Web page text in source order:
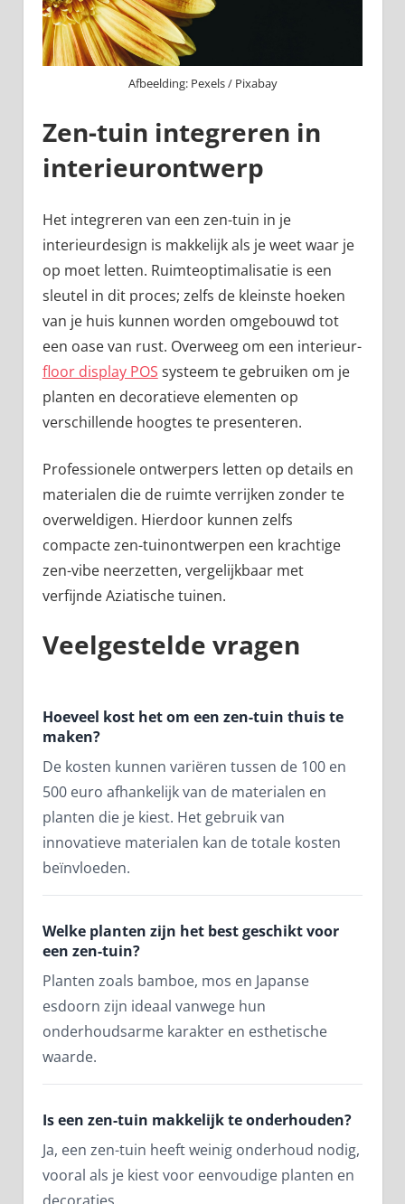
Afbeelding: Pexels / Pixabay
Zen-tuin integreren in
interieurontwerp
Het integreren van een zen-tuin in je
interieurdesign is makkelijk als je weet waar je
op moet letten. Ruimteoptimalisatie is een
sleutel in dit proces; zelfs de kleinste hoeken
van je huis kunnen worden omgebouwd tot
een oase van rust. Overweeg om een interieur-
floor display POS systeem te gebruiken om je
planten en decoratieve elementen op
verschillende hoogtes te presenteren.
Professionele ontwerpers letten op details en
materialen die de ruimte verrijken zonder te
overweldigen. Hierdoor kunnen zelfs
compacte zen-tuinontwerpen een krachtige
zen-vibe neerzetten, vergelijkbaar met
verfijnde Aziatische tuinen.
Veelgestelde vragen
Hoeveel kost het om een zen-tuin thuis te
maken?
De kosten kunnen variëren tussen de 100 en
500 euro afhankelijk van de materialen en
planten die je kiest. Het gebruik van
innovatieve materialen kan de totale kosten
beïnvloeden.
Welke planten zijn het best geschikt voor
een zen-tuin?
Planten zoals bamboe, mos en Japanse
esdoorn zijn ideaal vanwege hun
onderhoudsarme karakter en esthetische
waarde.
Is een zen-tuin makkelijk te onderhouden?
Ja, een zen-tuin heeft weinig onderhoud nodig,
vooral als je kiest voor eenvoudige planten en